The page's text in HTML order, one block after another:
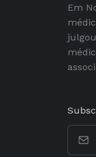
Em